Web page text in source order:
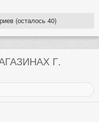
(осталось 40)
Г.